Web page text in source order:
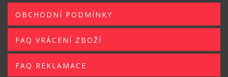
OBCHODNÍ PODMÍNKY
FAQ VRÁCENÍ ZBOŽÍ
FAQ REKLAMACE